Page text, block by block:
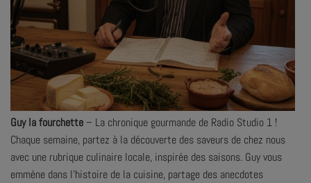
Guy la fourchette – La chronique gourmande de Radio Studio 1 !
Chaque semaine, partez à la découverte des saveurs de chez nous
avec une rubrique culinaire locale, inspirée des saisons. Guy vous
emmène dans l’histoire de la cuisine, partage des anecdotes